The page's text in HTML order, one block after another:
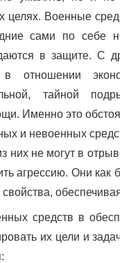
Военные
сами по себе не
в защите. С
отношении
тайной
Именно это
и невоенных
них не могут в отрыве
агрессию. Они как
средств в
их цели и